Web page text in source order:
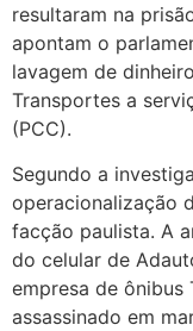
resultaram na
apontam o
lavagem de
Transportes a
(PCC).
Segundo a
operacionalização
facção paulista. A
do celular de
empresa de ônibus
assassinado em